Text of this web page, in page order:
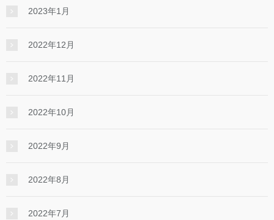
2023年1月
2022年12月
2022年11月
2022年10月
2022年9月
2022年8月
2022年7月